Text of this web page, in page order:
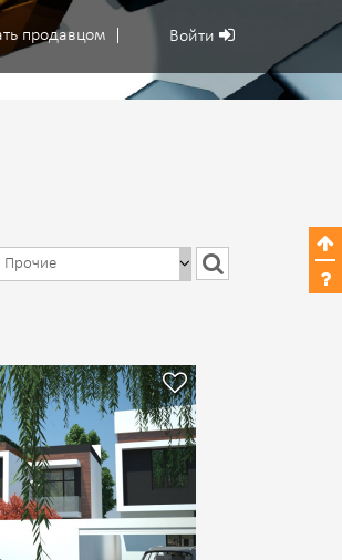
продавцом Войти